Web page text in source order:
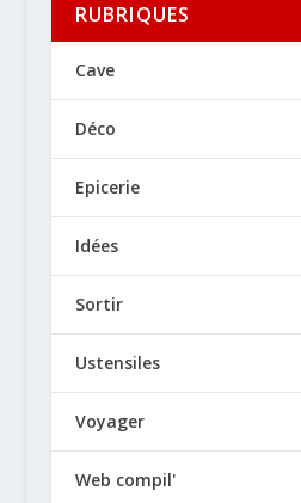
RUBRIQUES
Cave
Déco
Epicerie
Idées
Sortir
Ustensiles
Voyager
Web compil'